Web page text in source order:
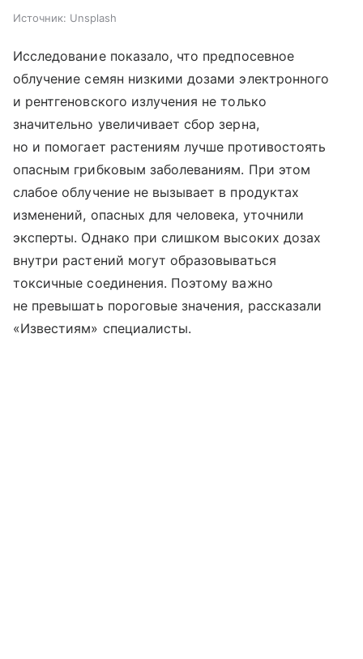
Источник: Unsplash
Исследование показало, что предпосевное
облучение семян низкими дозами электронного
и рентгеновского излучения не только
значительно увеличивает сбор зерна,
но и помогает растениям лучше противостоять
опасным грибковым заболеваниям. При этом
слабое облучение не вызывает в продуктах
изменений, опасных для человека, уточнили
эксперты. Однако при слишком высоких дозах
внутри растений могут образовываться
токсичные соединения. Поэтому важно
не превышать пороговые значения, рассказали
«Известиям» специалисты.